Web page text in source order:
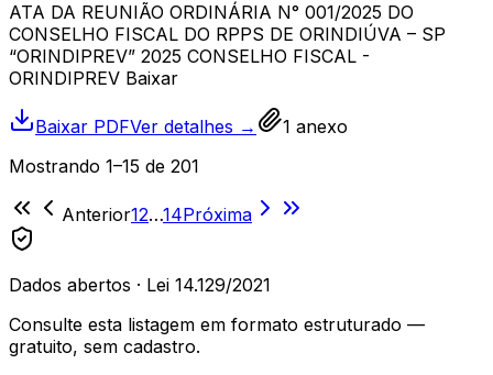
ATA DA REUNIÃO ORDINÁRIA N° 001/2025 DO
CONSELHO FISCAL DO RPPS DE ORINDIÚVA – SP
“ORINDIPREV” 2025 CONSELHO FISCAL -
ORINDIPREV Baixar
Baixar PDFVer detalhes → 1 anexo
Mostrando 1–15 de 201
Anterior12…14Próxima
Dados abertos · Lei 14.129/2021
Consulte esta listagem em formato estruturado —
gratuito, sem cadastro.